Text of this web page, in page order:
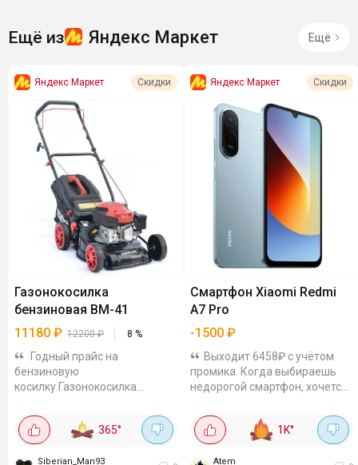
Ещё из Яндекс Маркет Ещё
Яндекс Маркет Скидки
Газонокосилка
бензиновая BM-41
11180 ₽ 12200₽ 8 %
Годный прайс на
бензиновую
косилку.Газонокосилка
Ширина 41 см, двигатель 2.7
л.с. 7 уровней высоты от 25 до
75 мм. Травосборник 45 л,
365°
Siberian_Man93
Яндекс Маркет Скидки
Смартфон Xiaomi Redmi
A7 Pro
-1500 ₽
Выходит 6458₽ с учётом
промика. Когда выбираешь
недорогой смартфон, хочется
экраном и временем работы
без подзарядки. 📱 Экран: 6,9
дюйма, 120...
1K°
Atem